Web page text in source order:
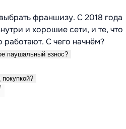
франшизу. С 2018 года
и хорошие сети, и те, что
С чего начнём?
паушальный взнос?